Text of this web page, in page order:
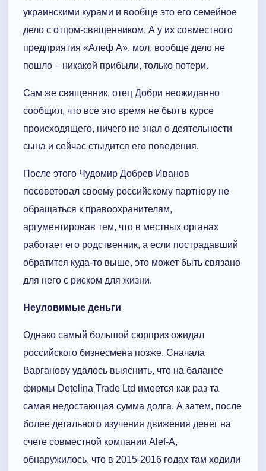
украинскими курами и вообще это его семейное
дело с отцом-священником. А у их совместного
предприятия «Алеф А», мол, вообще дело не
пошло – никакой прибыли, только потери.
Сам же священник, отец Добри неожиданно
сообщил, что все это время не был в курсе
происходящего, ничего не знал о деятельности
сына и сейчас стыдится его поведения.
После этого Чудомир Добрев Иванов
посоветовал своему российскому партнеру не
обращаться к правоохранителям,
аргументировав тем, что в местных органах
работает его родственник, а если пострадавший
обратится куда-то выше, это может быть связано
для него с риском для жизни.
Неуловимые деньги
Однако самый большой сюрприз ожидал
российского бизнесмена позже. Сначала
Варганову удалось выяснить, что на балансе
фирмы Detelina Trade Ltd имеется как раз та
самая недостающая сумма долга. А затем, после
более детального изучения движения денег на
счете совместной компании Alef-A,
обнаружилось, что в 2015-2016 годах там ходили